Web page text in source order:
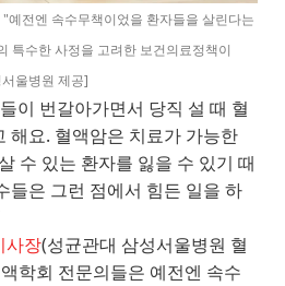
예전엔 속수무책이었을 환자들을 살린다는
특수한 사정을 고려한 보건의료정책이
울병원 제공]
이 번갈아가면서 당직 설 때 혈
해요. 혈액암은 치료가 가능한
수 있는 환자를 잃을 수 있기 때
들은 그런 점에서 힘든 일을 하
사장(성균관대 삼성서울병원 혈
학회 전문의들은 예전엔 속수